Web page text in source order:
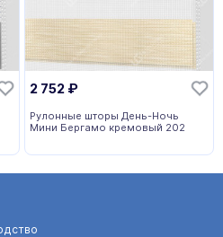
2 752 ₽
Рулонные шторы День-Ночь
Мини Бергамо кремовый 202